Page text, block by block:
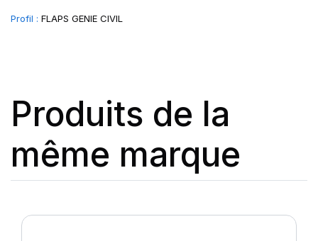
Profil : FLAPS GENIE CIVIL
Produits de la
même marque